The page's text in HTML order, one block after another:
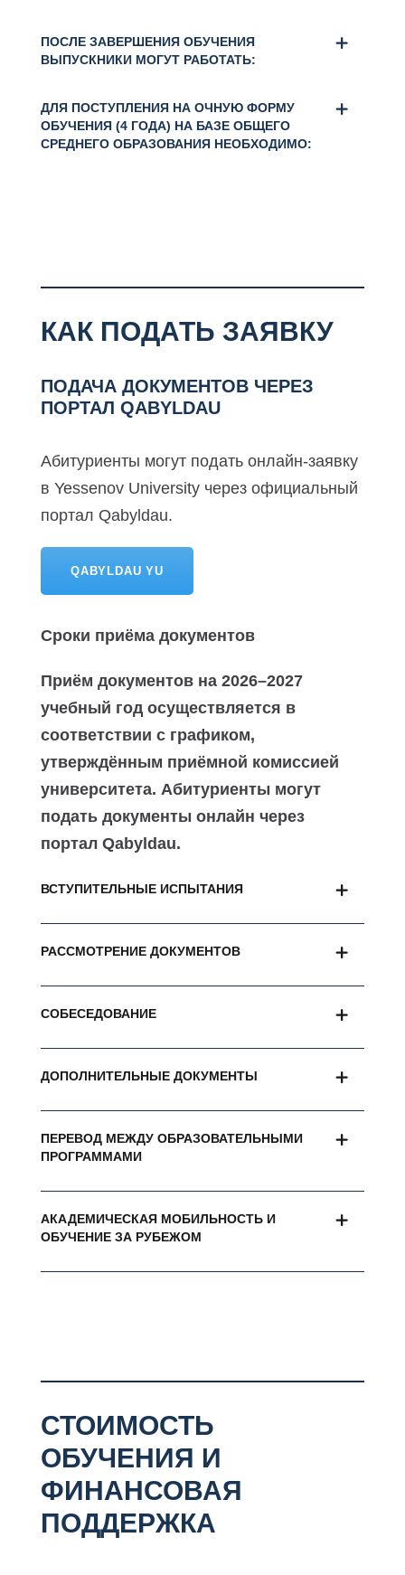
ПОСЛЕ ЗАВЕРШЕНИЯ ОБУЧЕНИЯ
ВЫПУСКНИКИ МОГУТ РАБОТАТЬ:
ДЛЯ ПОСТУПЛЕНИЯ НА ОЧНУЮ ФОРМУ
ОБУЧЕНИЯ (4 ГОДА) НА БАЗЕ ОБЩЕГО
СРЕДНЕГО ОБРАЗОВАНИЯ НЕОБХОДИМО:
КАК ПОДАТЬ ЗАЯВКУ
ПОДАЧА ДОКУМЕНТОВ ЧЕРЕЗ
ПОРТАЛ QABYLDAU
Абитуриенты могут подать онлайн-заявку
в Yessenov University через официальный
портал Qabyldau.
QABYLDAU YU
Сроки приёма документов
Приём документов на 2026–2027
учебный год осуществляется в
соответствии с графиком,
утверждённым приёмной комиссией
университета. Абитуриенты могут
подать документы онлайн через
портал Qabyldau.
ВСТУПИТЕЛЬНЫЕ ИСПЫТАНИЯ
РАССМОТРЕНИЕ ДОКУМЕНТОВ
СОБЕСЕДОВАНИЕ
ДОПОЛНИТЕЛЬНЫЕ ДОКУМЕНТЫ
ПЕРЕВОД МЕЖДУ ОБРАЗОВАТЕЛЬНЫМИ
ПРОГРАММАМИ
АКАДЕМИЧЕСКАЯ МОБИЛЬНОСТЬ И
ОБУЧЕНИЕ ЗА РУБЕЖОМ
СТОИМОСТЬ
ОБУЧЕНИЯ И
ФИНАНСОВАЯ
ПОДДЕРЖКА